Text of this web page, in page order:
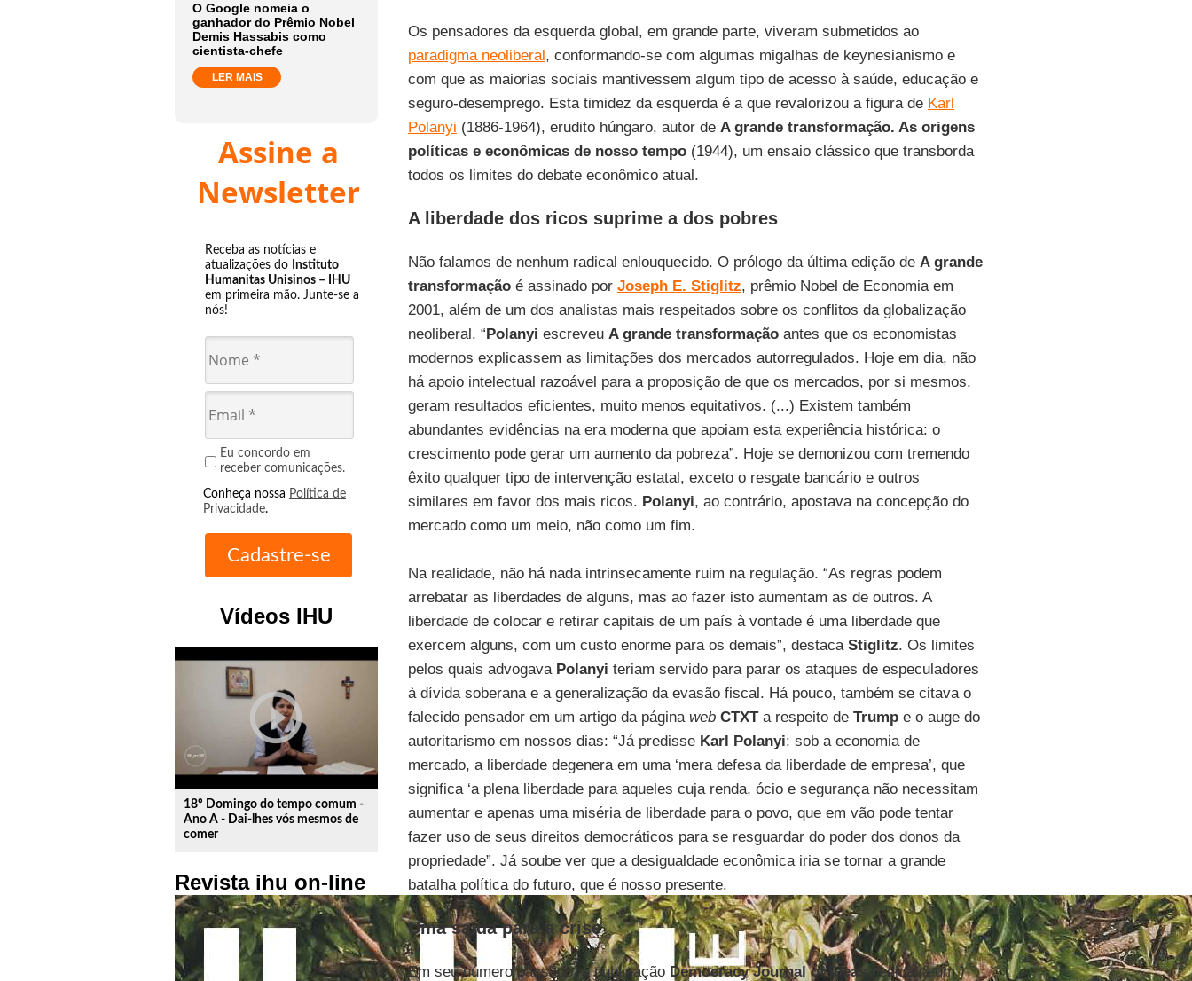
O Google nomeia o
ganhador do Prêmio Nobel
Demis Hassabis como
cientista-chefe
LER MAIS
Assine a
Newsletter
Receba as notícias e
atualizações do Instituto
Humanitas Unisinos – IHU
em primeira mão. Junte-se a
nós!
Eu concordo em
receber comunicações.
Conheça nossa Política de
Privacidade.
Vídeos IHU
play_circle_outline
18º Domingo do tempo comum -
Ano A - Dai-lhes vós mesmos de
comer
Revista ihu on-line
Os pensadores da esquerda global, em grande parte, viveram submetidos ao
paradigma neoliberal, conformando-se com algumas migalhas de keynesianismo e
com que as maiorias sociais mantivessem algum tipo de acesso à saúde, educação e
seguro-desemprego. Esta timidez da esquerda é a que revalorizou a figura de Karl
Polanyi (1886-1964), erudito húngaro, autor de A grande transformação. As origens
políticas e econômicas de nosso tempo (1944), um ensaio clássico que transborda
todos os limites do debate econômico atual.
A liberdade dos ricos suprime a dos pobres
Não falamos de nenhum radical enlouquecido. O prólogo da última edição de A grande
transformação é assinado por Joseph E. Stiglitz, prêmio Nobel de Economia em
2001, além de um dos analistas mais respeitados sobre os conflitos da globalização
neoliberal. “Polanyi escreveu A grande transformação antes que os economistas
modernos explicassem as limitações dos mercados autorregulados. Hoje em dia, não
há apoio intelectual razoável para a proposição de que os mercados, por si mesmos,
geram resultados eficientes, muito menos equitativos. (...) Existem também
abundantes evidências na era moderna que apoiam esta experiência histórica: o
crescimento pode gerar um aumento da pobreza”. Hoje se demonizou com tremendo
êxito qualquer tipo de intervenção estatal, exceto o resgate bancário e outros
similares em favor dos mais ricos. Polanyi, ao contrário, apostava na concepção do
mercado como um meio, não como um fim.
Na realidade, não há nada intrinsecamente ruim na regulação. “As regras podem
arrebatar as liberdades de alguns, mas ao fazer isto aumentam as de outros. A
liberdade de colocar e retirar capitais de um país à vontade é uma liberdade que
exercem alguns, com um custo enorme para os demais”, destaca Stiglitz. Os limites
pelos quais advogava Polanyi teriam servido para parar os ataques de especuladores
à dívida soberana e a generalização da evasão fiscal. Há pouco, também se citava o
falecido pensador em um artigo da página web CTXTa respeito de Trumpe o auge do
autoritarismo em nossos dias: “Já predisse Karl Polanyi: sob a economia de
mercado, a liberdade degenera em uma ‘mera defesa da liberdade de empresa’, que
significa ‘a plena liberdade para aqueles cuja renda, ócio e segurança não necessitam
aumentar e apenas uma miséria de liberdade para o povo, que em vão pode tentar
fazer uso de seus direitos democráticos para se resguardar do poder dos donos da
propriedade”. Já soube ver que a desigualdade econômica iria se tornar a grande
batalha política do futuro, que é nosso presente.
Uma saída para a crise
Em seu número passado, a publicação Democracy Journal of Ideasdedicava um